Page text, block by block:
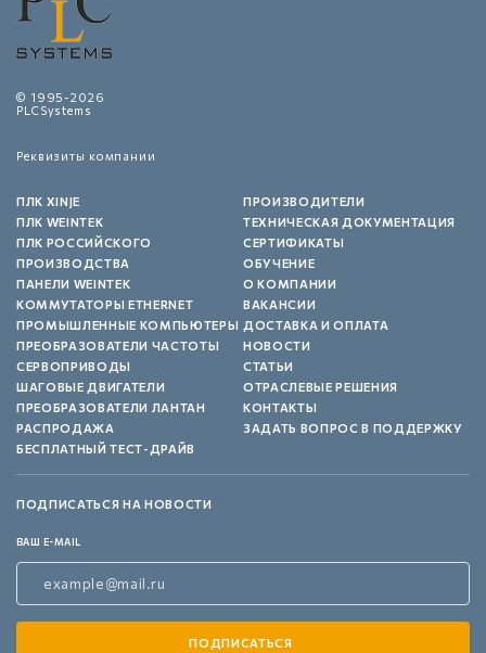
© 1995-2026
PLCSystems
Реквизиты компании
ПЛК XINJE
ПЛК WEINTEK
ПЛК РОССИЙСКОГО
ПРОИЗВОДСТВА
ПАНЕЛИ WEINTEK
КОММУТАТОРЫ ETHERNET
ПРОМЫШЛЕННЫЕ КОМПЬЮТЕРЫ
ПРЕОБРАЗОВАТЕЛИ ЧАСТОТЫ
СЕРВОПРИВОДЫ
ШАГОВЫЕ ДВИГАТЕЛИ
ПРЕОБРАЗОВАТЕЛИ ЛАНТАН
РАСПРОДАЖА
БЕСПЛАТНЫЙ ТЕСТ-ДРАЙВ
ПРОИЗВОДИТЕЛИ
ТЕХНИЧЕСКАЯ ДОКУМЕНТАЦИЯ
СЕРТИФИКАТЫ
ОБУЧЕНИЕ
О КОМПАНИИ
ВАКАНСИИ
ДОСТАВКА И ОПЛАТА
НОВОСТИ
СТАТЬИ
ОТРАСЛЕВЫЕ РЕШЕНИЯ
КОНТАКТЫ
ЗАДАТЬ ВОПРОС В ПОДДЕРЖКУ
ПОДПИСАТЬСЯ НА НОВОСТИ
ВАШ E-MAIL